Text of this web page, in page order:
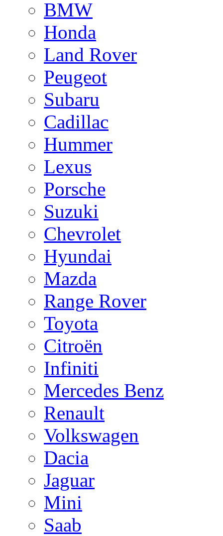
BMW
Honda
Land Rover
Peugeot
Subaru
Cadillac
Hummer
Lexus
Porsche
Suzuki
Chevrolet
Hyundai
Mazda
Range Rover
Toyota
Citroën
Infiniti
Mercedes Benz
Renault
Volkswagen
Dacia
Jaguar
Mini
Saab